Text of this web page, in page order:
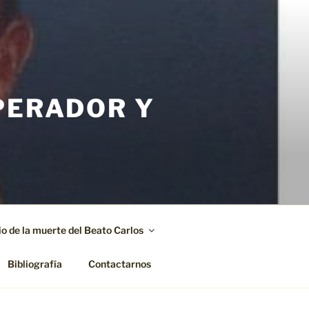
Y
de la muerte del Beato Carlos
Bibliografía Contactarnos